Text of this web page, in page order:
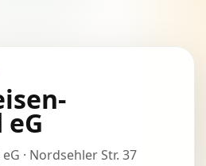
· Nordsehler Str. 37